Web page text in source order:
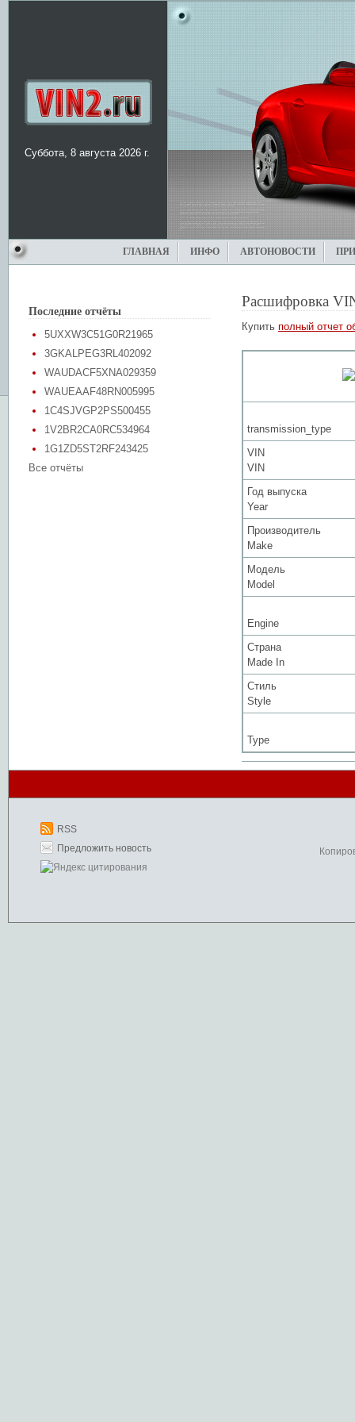
Суббота, 8 августа 2026 г.
ГЛАВНАЯ ИНФО АВТОНОВОСТИ
Последние отчёты
5UXXW3C51G0R21965
3GKALPEG3RL402092
WAUDACF5XNA029359
WAUEAAF48RN005995
1C4SJVGP2PS500455
1V2BR2CA0RC534964
1G1ZD5ST2RF243425
Все отчёты
Расшифровка
Купить полный отчет
transmission_type
VIN
VIN
Год выпуска
Year
Производитель
Make
Модель
Model
Engine
Страна
Made In
Стиль
Style
Type
RSS
Предложить новость